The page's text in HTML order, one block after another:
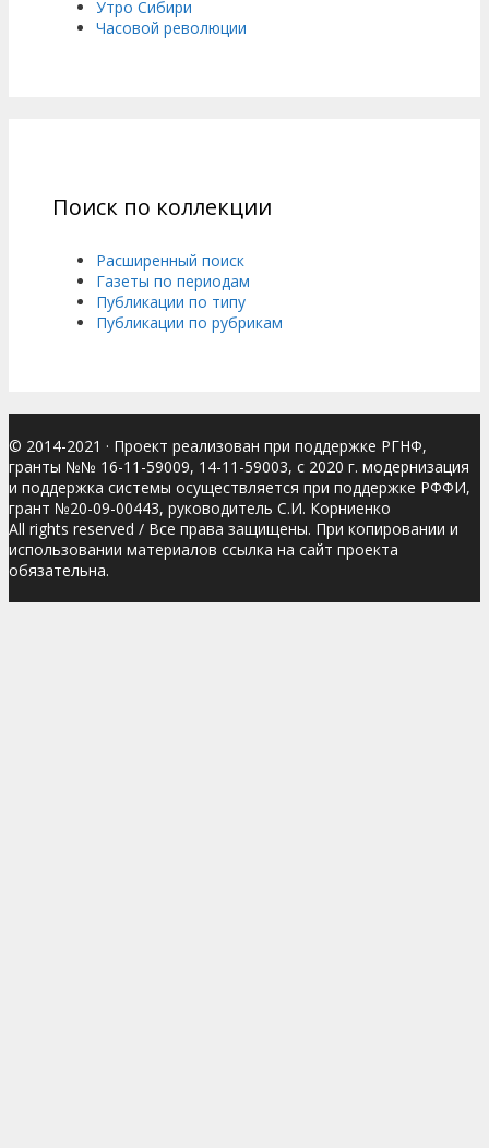
Утро Сибири
Часовой революции
Поиск по коллекции
Расширенный поиск
Газеты по периодам
Публикации по типу
Публикации по рубрикам
© 2014-2021 · Проект реализован при поддержке РГНФ,
гранты №№ 16-11-59009, 14-11-59003, с 2020 г. модернизация
и поддержка системы осуществляется при поддержке РФФИ,
грант №20-09-00443, руководитель С.И. Корниенко
All rights reserved / Все права защищены. При копировании и
использовании материалов ссылка на сайт проекта
обязательна.